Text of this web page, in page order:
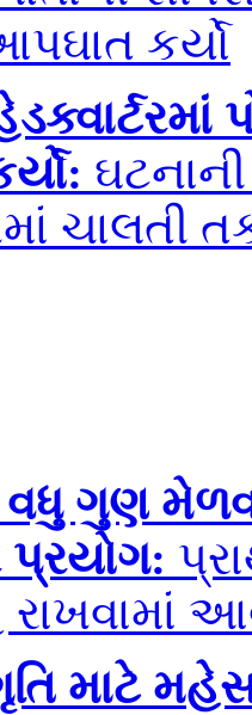
ચાલતી
વધુ ગુણ
પ્રયોગ:
રાખવામાં
માટે